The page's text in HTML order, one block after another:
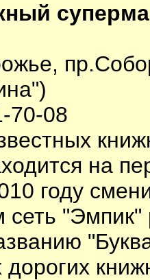
70-08
на
году
сеть "Эмпик"